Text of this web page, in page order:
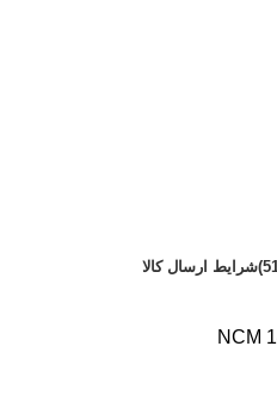
شرایط ارسال کالا